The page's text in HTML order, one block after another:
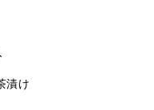
漬け